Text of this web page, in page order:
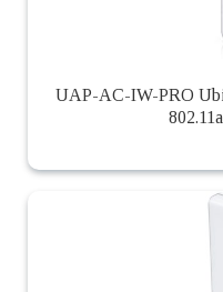
UAP-AC-IW-PRO